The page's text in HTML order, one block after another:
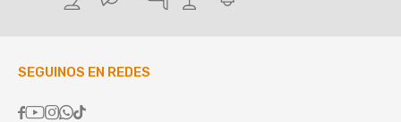
SEGUINOS EN REDES
